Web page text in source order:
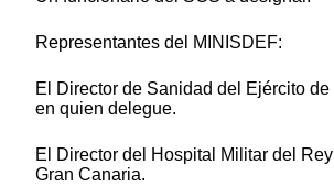
Representantes del MINISDEF:
El Director de Sanidad del Ejército de
en quien delegue.
El Director del Hospital Militar del
Gran Canaria.